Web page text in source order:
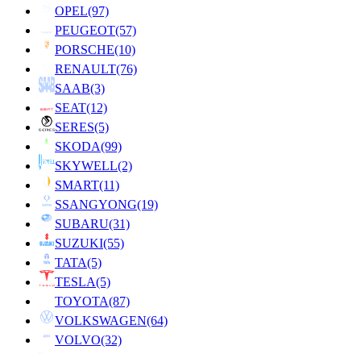
OPEL(97)
PEUGEOT(57)
PORSCHE(10)
RENAULT(76)
SAAB(3)
SEAT(12)
SERES(5)
SKODA(99)
SKYWELL(2)
SMART(11)
SSANGYONG(19)
SUBARU(31)
SUZUKI(55)
TATA(5)
TESLA(5)
TOYOTA(87)
VOLKSWAGEN(64)
VOLVO(32)